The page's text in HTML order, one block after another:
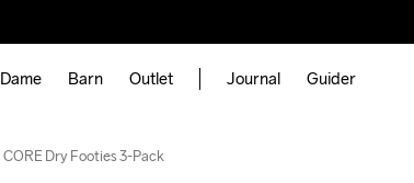
Dame Barn Outlet Journal Guider
CORE Dry Footies 3-Pack